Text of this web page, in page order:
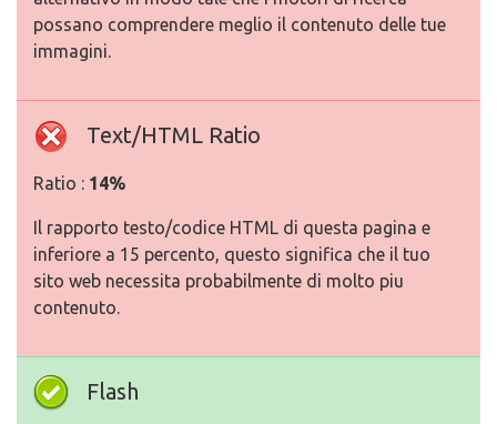
possano comprendere meglio il contenuto delle tue
immagini.
Text/HTML Ratio
Ratio : 14%
Il rapporto testo/codice HTML di questa pagina e
inferiore a 15 percento, questo significa che il tuo
sito web necessita probabilmente di molto piu
contenuto.
Flash